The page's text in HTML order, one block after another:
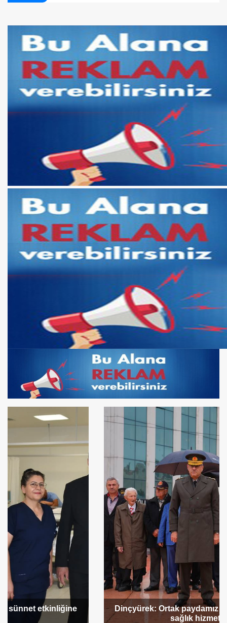
Şampiyon Melekleri Yaşatma
Derneği:Vicdanlarınız tutsak, kalemleriniz esir
Dinçyürek: Ortak paydamız hastalarımızın daha iyi
sağlık hizmeti alması